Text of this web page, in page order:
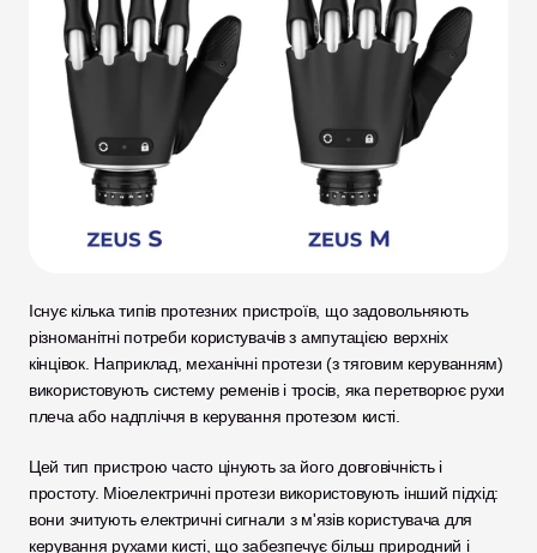
Існує кілька типів протезних пристроїв, що задовольняють
різноманітні потреби користувачів з ампутацією верхніх
кінцівок. Наприклад, механічні протези (з тяговим керуванням)
використовують систему ременів і тросів, яка перетворює рухи
плеча або надпліччя в керування протезом кисті.
Цей тип пристрою часто цінують за його довговічність і
простоту. Міоелектричні протези використовують інший підхід:
вони зчитують електричні сигнали з м'язів користувача для
керування рухами кисті, що забезпечує більш природний і